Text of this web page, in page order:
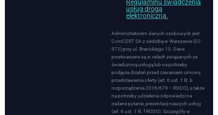
Regulaminu świadczenia
usług drogą
elektroniczną.
Administratorem danych osobowych jest
ComCERT SA z siedzibą w Warszawie (02-
972) przy ul. Branickiego 13. Dane
przetwarzane są w celach związanych ze
świadczoną usługą lub na potrzeby
podjęcia działań przed zawarciem umowy,
przedstawienia oferty (art. 6 ust. 1 lit. b
rozporządzenia 2016/679 – RODO), a także
na potrzeby udzielenia odpowiedzi na
zadane pytanie, prezentacji naszych usług
(art. 6 ust. 1 lit. f RODO). Szczegóły w